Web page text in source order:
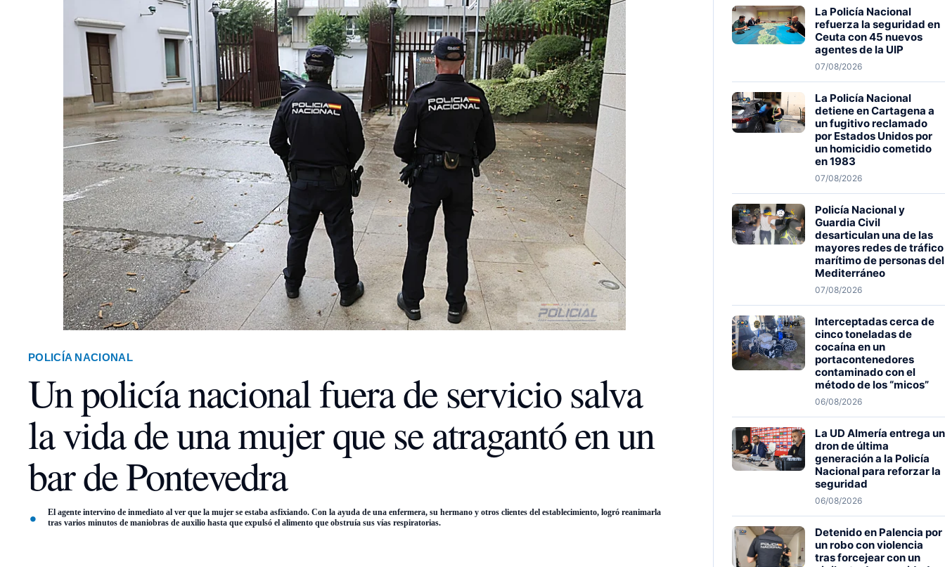
POLICÍA NACIONAL
Un policía nacional fuera de servicio salva
la vida de una mujer que se atragantó en un
bar de Pontevedra
El agente intervino de inmediato al ver que la mujer se estaba asfixiando. Con la ayuda de una enfermera, su hermano y otros clientes del establecimiento, logró reanimarla
tras varios minutos de maniobras de auxilio hasta que expulsó el alimento que obstruía sus vías respiratorias.
La Policía Nacional
refuerza la seguridad en
Ceuta con 45 nuevos
agentes de la UIP
07/08/2026
La Policía Nacional
detiene en Cartagena a
un fugitivo reclamado
por Estados Unidos por
un homicidio cometido
en 1983
07/08/2026
Policía Nacional y
Guardia Civil
desarticulan una de las
mayores redes de tráfico
marítimo de personas del
Mediterráneo
07/08/2026
Interceptadas cerca de
cinco toneladas de
cocaína en un
portacontenedores
contaminado con el
método de los “micos”
06/08/2026
La UD Almería entrega un
dron de última
generación a la Policía
Nacional para reforzar la
seguridad
06/08/2026
Detenido en Palencia por
un robo con violencia
tras forcejear con un